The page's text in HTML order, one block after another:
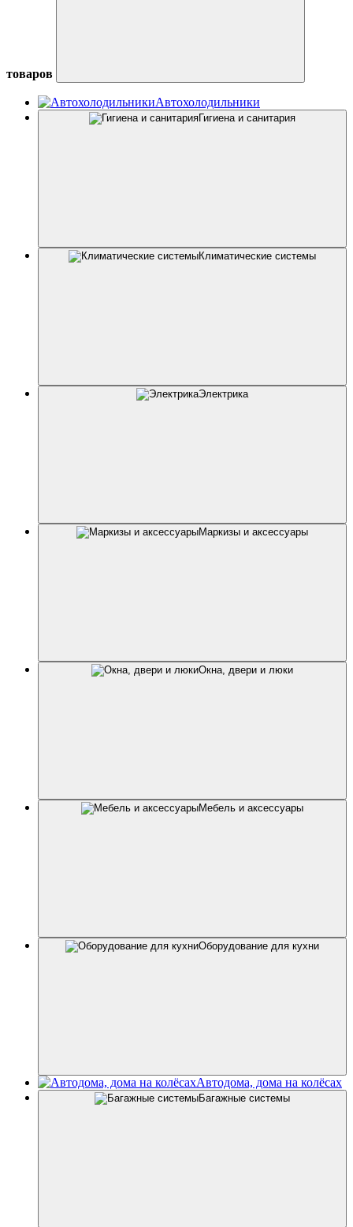
товаров
Автохолодильники
Гигиена и санитария
Климатические системы
Электрика
Маркизы и аксессуары
Окна, двери и люки
Мебель и аксессуары
Оборудование для кухни
Автодома, дома на колёсах
Багажные системы